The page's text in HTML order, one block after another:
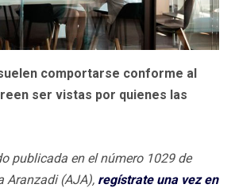
comportarse conforme al
ser vistas por quienes las
publicada en el número 1029 de
Aranzadi (AJA), regístrate una vez en